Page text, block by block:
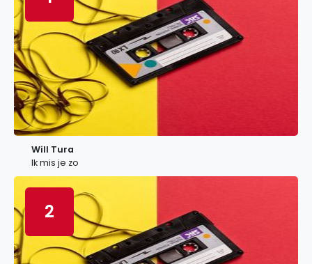
Will Tura
Ik mis je zo
2